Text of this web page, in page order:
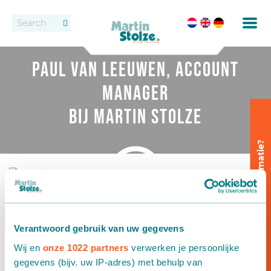
Verantwoord gebruik van uw gegevens
Wij en onze 1022 partners verwerken je persoonlijke
gegevens (bijv. uw IP-adres) met behulp van
Paul van Leeuwen, account
manager
bij Martin Stolze
Paul van Leeuwen, account manager bij
22 oktober 2020
Paul van Leeuwen: “Een rol waarbij contact met de klant
Wilt u meer informatie?
Transportbanden
Rollenbanen
Uitzetten en wijderzetten
Afleveren
Afleversystemen
Dozen transport
Vacatures
Contact
Dealers